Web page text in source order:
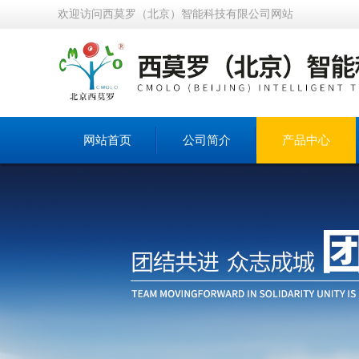
欢迎访问西莫罗（北京）智能科技有限公司网站
网站首页 公司简介 产品中心